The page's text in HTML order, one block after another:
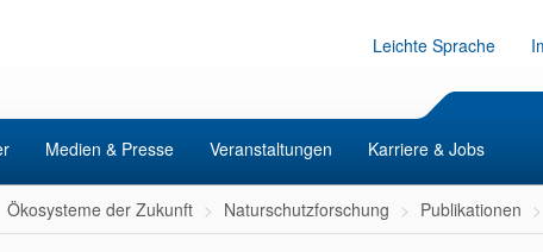
Leichte Sprache
Medien & Presse Veranstaltungen Karriere & Jobs
Ökosysteme der Zukunft Naturschutzforschung Publikationen